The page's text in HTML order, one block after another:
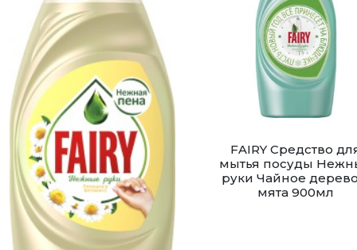
FAIRY Средство
мытья посуды
руки Чайное
мята 900мл